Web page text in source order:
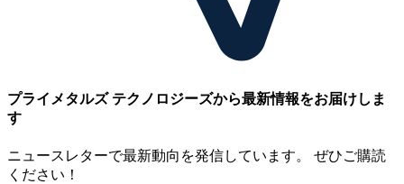
プライメタルズ テクノロジーズから最新情報をお届けしま
す
ニュースレターで最新動向を発信しています。 ぜひご購読
ください！